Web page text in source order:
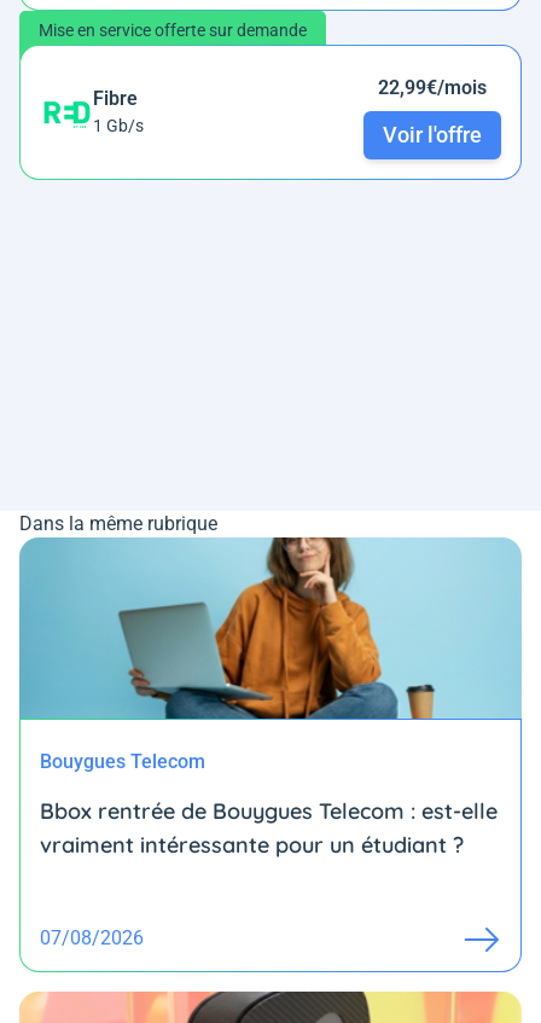
Mise en service offerte sur demande
Fibre
1 Gb/s
22,99€/mois
Voir l'offre
Dans la même rubrique
Bouygues Telecom
Bbox rentrée de Bouygues Telecom : est-elle
vraiment intéressante pour un étudiant ?
07/08/2026